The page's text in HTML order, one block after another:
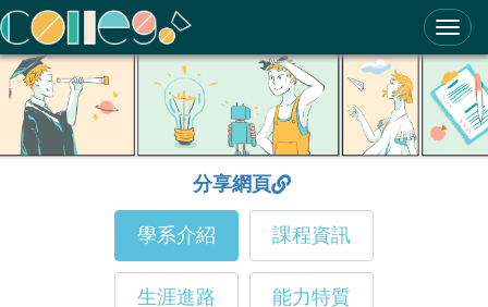
ColleGo! 大學選才與高中育才輔助系統
分享網頁
學系介紹 課程資訊
生涯進路 能力特質